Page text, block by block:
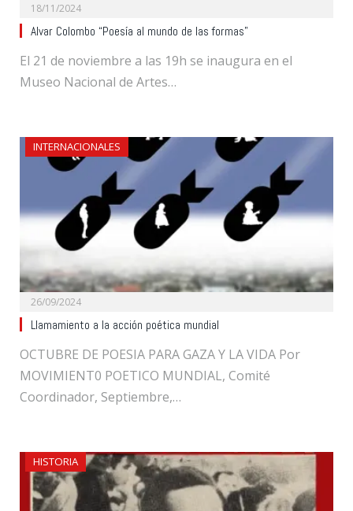
18/11/2024
Alvar Colombo “Poesía al mundo de las formas”
El 21 de noviembre a las 19h se inaugura en el
Museo Nacional de Artes…
INTERNACIONALES
26/09/2024
Llamamiento a la acción poética mundial
OCTUBRE DE POESIA PARA GAZA Y LA VIDA Por
MOVIMIENT0 POETICO MUNDIAL, Comité
Coordinador, Septiembre,…
HISTORIA